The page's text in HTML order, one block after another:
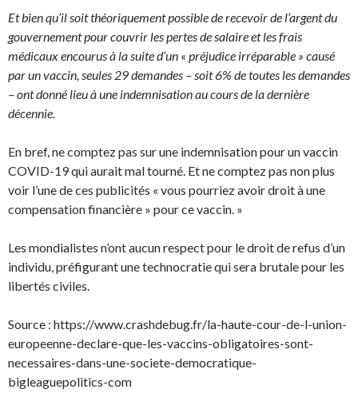
Et bien qu’il soit théoriquement possible de recevoir de l’argent du
gouvernement pour couvrir les pertes de salaire et les frais
médicaux encourus à la suite d’un « préjudice irréparable » causé
par un vaccin, seules 29 demandes – soit 6% de toutes les demandes
– ont donné lieu à une indemnisation au cours de la dernière
décennie.
En bref, ne comptez pas sur une indemnisation pour un vaccin
COVID-19 qui aurait mal tourné. Et ne comptez pas non plus
voir l’une de ces publicités « vous pourriez avoir droit à une
compensation financière » pour ce vaccin. »
Les mondialistes n’ont aucun respect pour le droit de refus d’un
individu, préfigurant une technocratie qui sera brutale pour les
libertés civiles.
Source : https://www.crashdebug.fr/la-haute-cour-de-l-union-
europeenne-declare-que-les-vaccins-obligatoires-sont-
necessaires-dans-une-societe-democratique-
bigleaguepolitics-com